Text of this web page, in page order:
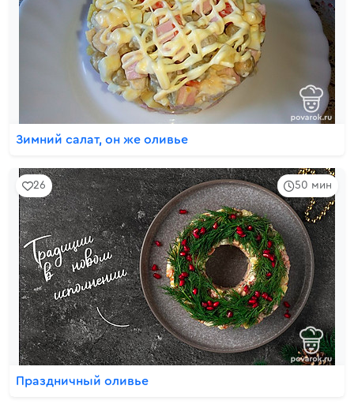
Зимний салат, он же оливье
50 мин
26
Праздничный оливье